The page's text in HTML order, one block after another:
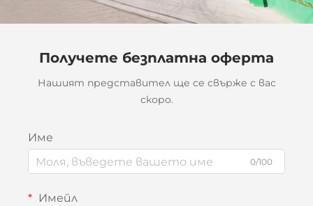
Получете безплатна оферта
Нашият представител ще се свърже с вас
скоро.
Име
0/100
Имейл